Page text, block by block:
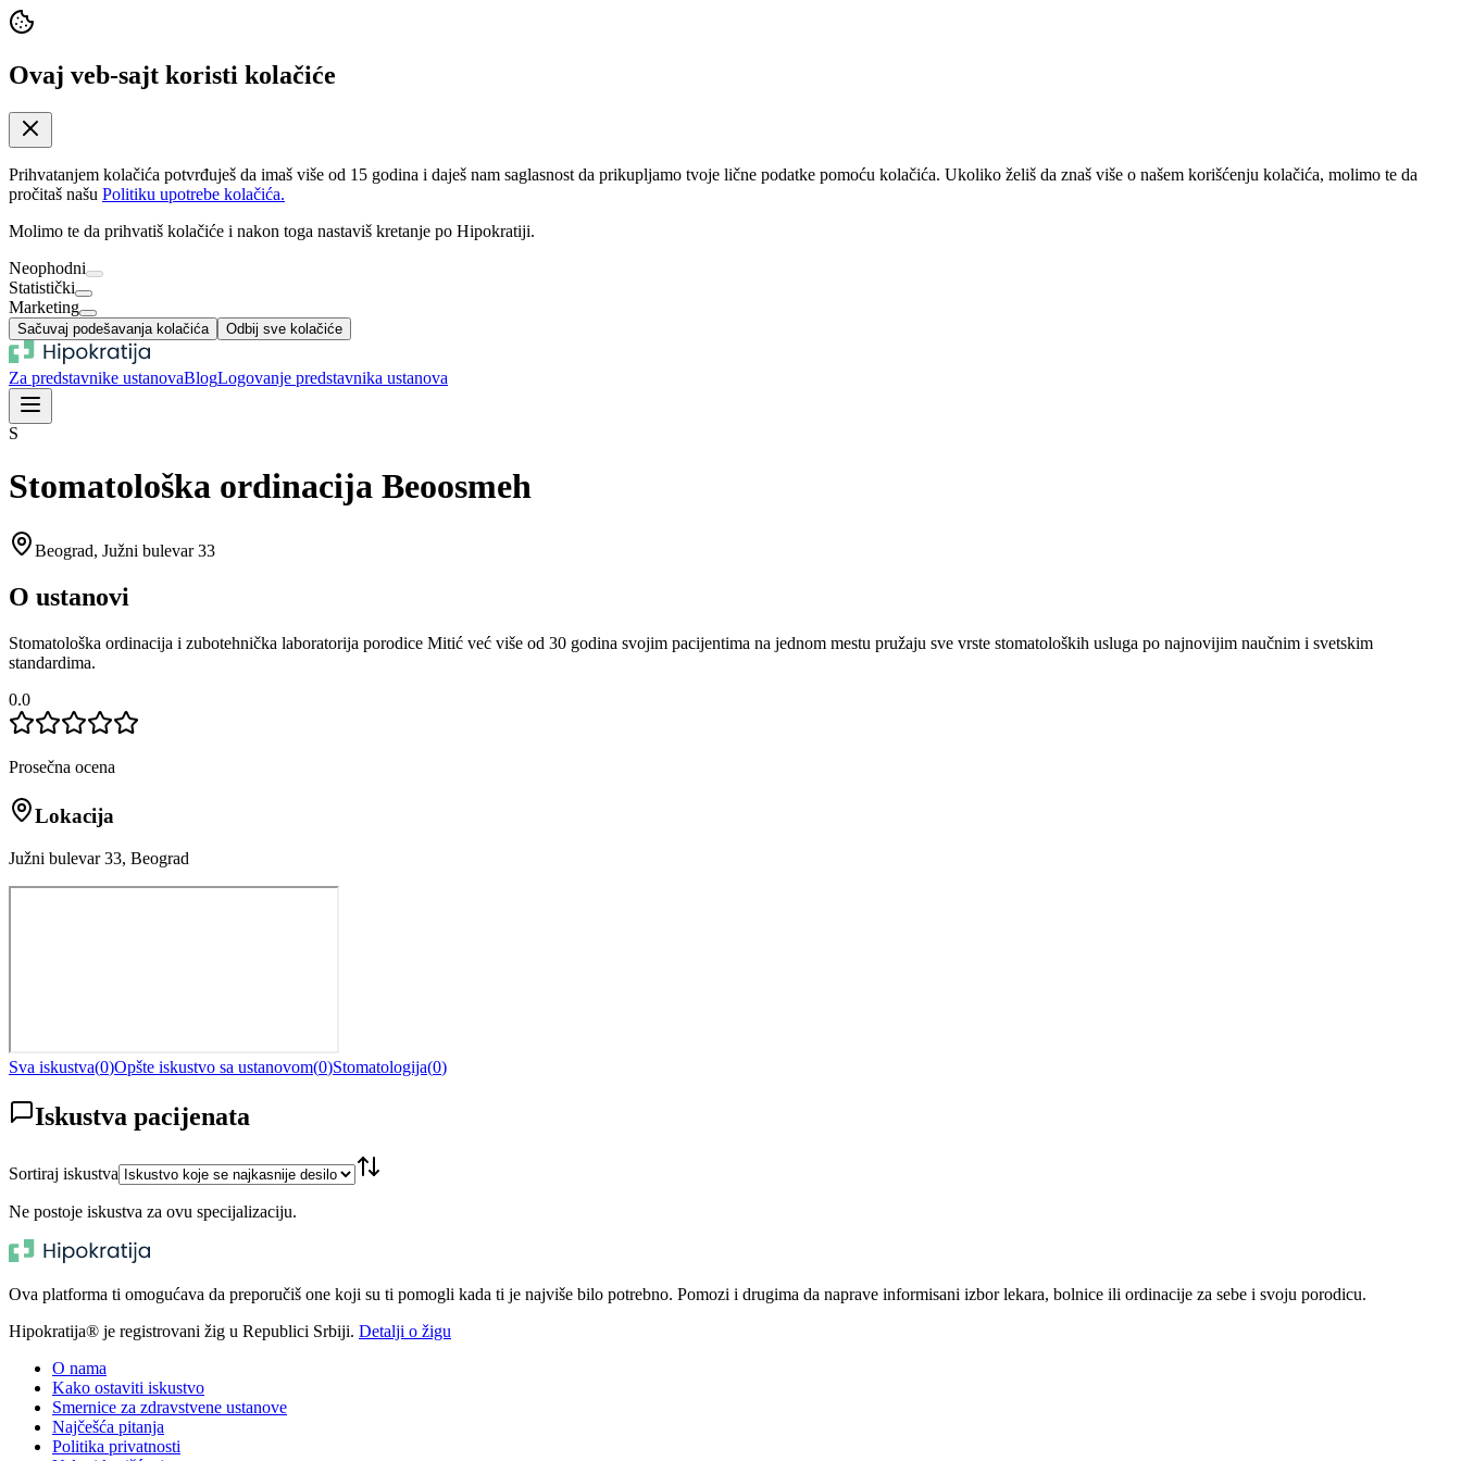
Ovaj veb-sajt koristi kolačiće
Prihvatanjem kolačića potvrđuješ da imaš više od 15 godina i daješ nam saglasnost da prikupljamo tvoje lične podatke pomoću kolačića. Ukoliko želiš da znaš više o našem korišćenju kolačića, molimo te da
pročitaš našu Politiku upotrebe kolačića.
Molimo te da prihvatiš kolačiće i nakon toga nastaviš kretanje po Hipokratiji.
Neophodni
Statistički
Marketing
Sačuvaj podešavanja kolačića Odbij sve kolačiće
Za predstavnike ustanovaBlogLogovanje predstavnika ustanova
S
Stomatološka ordinacija Beoosmeh
Beograd, Južni bulevar 33
O ustanovi
Stomatološka ordinacija i zubotehnička laboratorija porodice Mitić već više od 30 godina svojim pacijentima na jednom mestu pružaju sve vrste stomatoloških usluga po najnovijim naučnim i svetskim
standardima.
0.0
Prosečna ocena
Lokacija
Južni bulevar 33, Beograd
Sva iskustva(0)Opšte iskustvo sa ustanovom(0)Stomatologija(0)
Iskustva pacijenata
Sortiraj iskustva
Ne postoje iskustva za ovu specijalizaciju.
Ova platforma ti omogućava da preporučiš one koji su ti pomogli kada ti je najviše bilo potrebno. Pomozi i drugima da naprave informisani izbor lekara, bolnice ili ordinacije za sebe i svoju porodicu.
Hipokratija® je registrovani žig u Republici Srbiji. Detalji o žigu
O nama
Kako ostaviti iskustvo
Smernice za zdravstvene ustanove
Najčešća pitanja
Politika privatnosti